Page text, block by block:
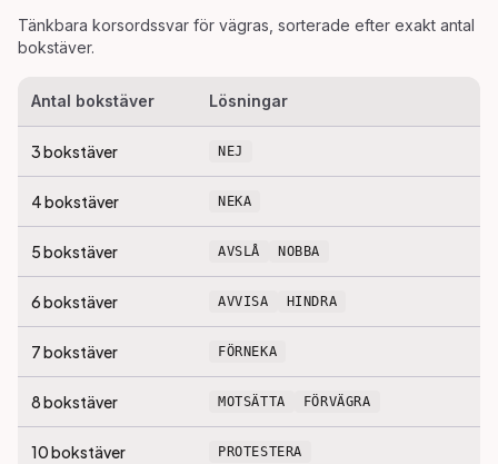
Tänkbara korsordssvar för vägras , sorterade efter exakt antal
bokstäver.
Antal bokstäver Lösningar
3bokstäver NEJ
4bokstäver NEKA
5bokstäver AVSLÅ NOBBA
6bokstäver AVVISA HINDRA
7bokstäver FÖRNEKA
8bokstäver MOTSÄTTA FÖRVÄGRA
10bokstäver PROTESTERA